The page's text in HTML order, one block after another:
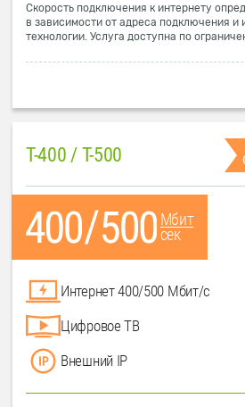
Скорость подключения к интернету
в зависимости от адреса подключения и
технологии. Услуга доступна по
T-400 / T-500
Мбит
сек
Интернет 400/500 Мбит/с
Цифровое ТВ
Внешний IP